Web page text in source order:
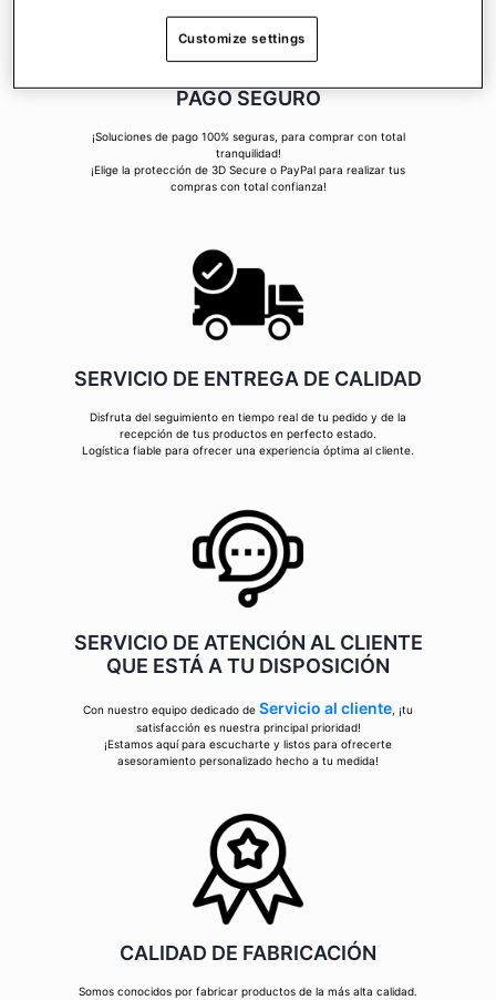
PAGO SEGURO
¡Soluciones de pago 100% seguras, para comprar con total
tranquilidad!
¡Elige la protección de 3D Secure o PayPal para realizar tus
compras con total confianza!
SERVICIO DE ENTREGA DE CALIDAD
Disfruta del seguimiento en tiempo real de tu pedido y de la
recepción de tus productos en perfecto estado.
Logística fiable para ofrecer una experiencia óptima al cliente.
SERVICIO DE ATENCIÓN AL CLIENTE
QUE ESTÁ A TU DISPOSICIÓN
Con nuestro equipo dedicado de Servicio al cliente , ¡tu
satisfacción es nuestra principal prioridad!
¡Estamos aquí para escucharte y listos para ofrecerte
asesoramiento personalizado hecho a tu medida!
CALIDAD DE FABRICACIÓN
Somos conocidos por fabricar productos de la más alta calidad.
Customize settings